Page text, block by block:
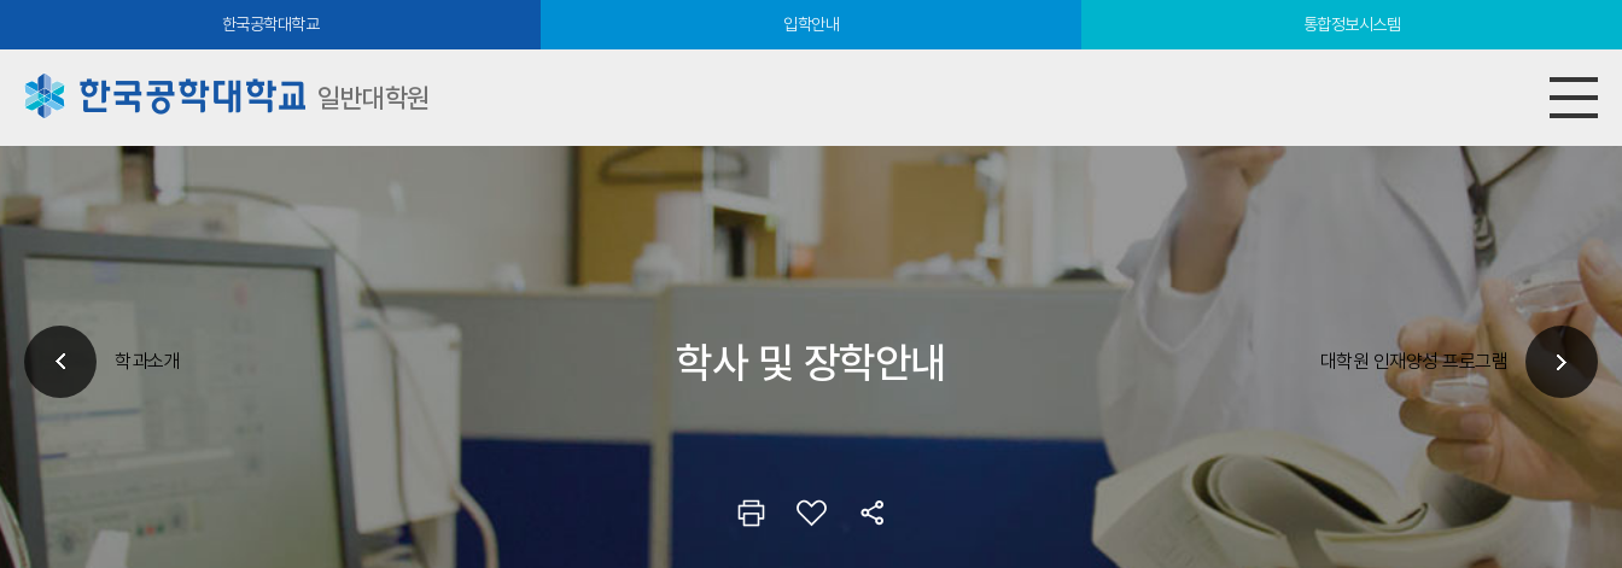
한국공학대학교 입학안내 통합정보시스템
일반대학원
학과소개 대학원 인재양성 프로그램
학사 및 장학안내